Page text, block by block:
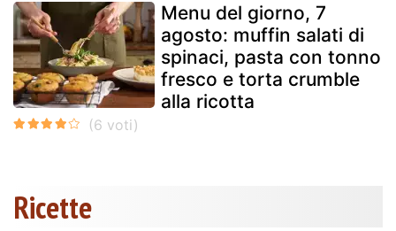
Menu del giorno, 7
agosto: muffin salati di
spinaci, pasta con tonno
fresco e torta crumble
alla ricotta
Ricette